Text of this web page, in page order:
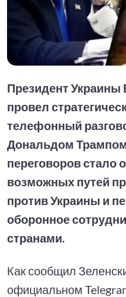
Президент
провел
телефонный
Дональдом
переговоров стало
возможных путей
против Украины и
оборонное
странами.
Как сообщил
официальном